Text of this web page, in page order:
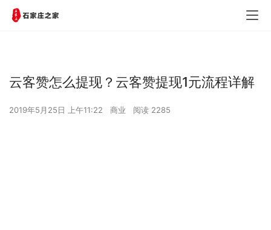
云客赞怎么提现？云客赞提现1元流程详解
2019年5月25日 上午11:22 商业 阅读 2285